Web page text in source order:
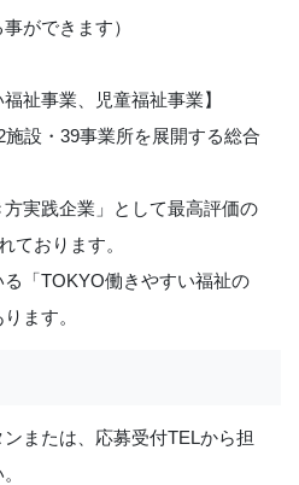
ができます）
祉事業、児童福祉事業】
設・39事業所を展開する総合
実践企業」として最高評価の
ております。
「TOKYO働きやすい福祉の
ます。
または、応募受付TELから担